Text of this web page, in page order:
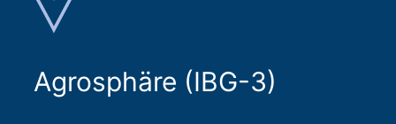
Agrosphäre (IBG-3)